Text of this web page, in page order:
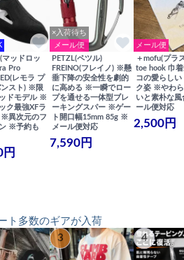
マッドロッ
Pro
レモラ プ
ンスト) ※限
ドモデル ※
ク最強XFラ
※異次元のフ
※予約も
×入荷待ち
メール便
PETZL(ペツル)
FREINO(フレイノ) ※懸
垂下降の安全性を劇的
に高める ※一瞬でロー
プを通せる一体型ブレ
ーキングスパー ※ゲー
ト開口幅15mm 85g ※
メール便対応
7,590円
メール便
＋mofu(プラ
toe hook 巾
コの愛らしい
ク姿 ※やわ
いと素朴な
ール便対応
2,500円
ト多数のギアが入荷
3 4